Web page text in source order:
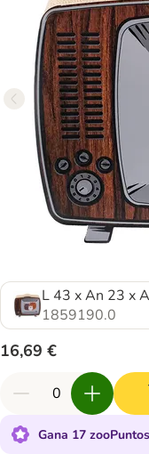
L 43 x An 23 x
1859190.0
16,69 €
Gana 17